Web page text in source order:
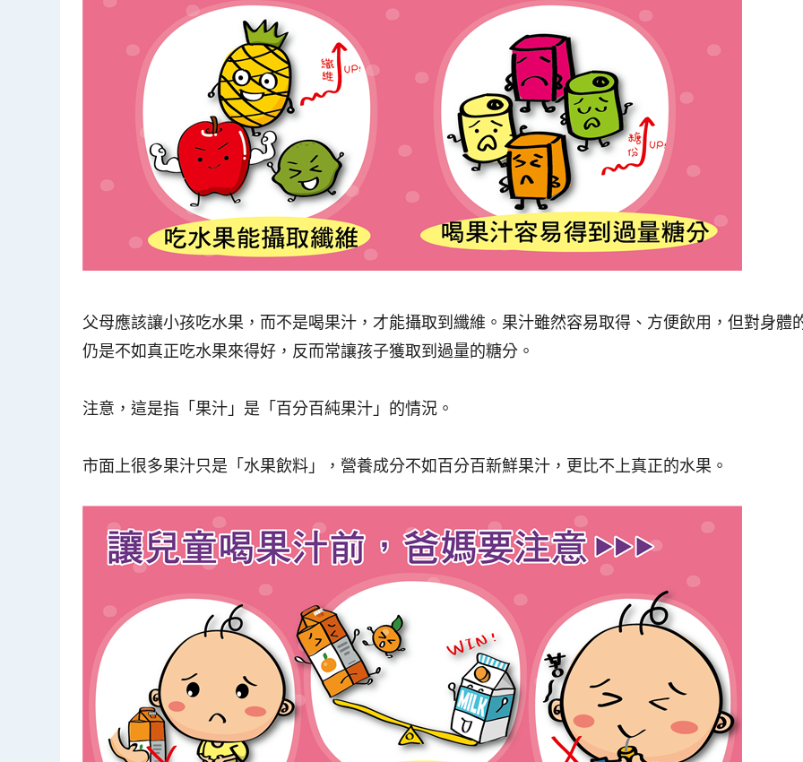
父母應該讓小孩吃水果，而不是喝果汁，才能攝取到纖維。 果汁雖然容易取得、方便飲用，但對身體
仍是不如真正吃水果來得好 ，反而常讓孩子獲取到過量的糖分。
注意，這是指「果汁」是「百分百純果汁」的情況。
市面上很多果汁只是「水果飲料」，營養成分不如百分百新鮮果汁，更比不上真正的水果。